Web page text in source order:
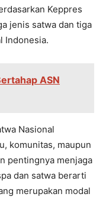
Keppres
jenis satwa dan tiga
Indonesia.
ASN
Nasional
komunitas, maupun
pentingnya menjaga
dan satwa berarti
merupakan modal